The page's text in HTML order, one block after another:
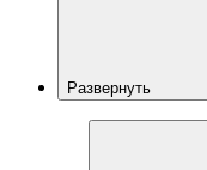
Развернуть